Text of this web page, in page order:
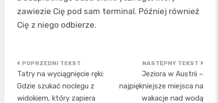
zawiezie Cię pod sam terminal. Później również
Cię z niego odbierze.
Nawigacja
wpisu
Tatry na wyciągnięcie ręki:
Gdzie szukać noclegu z
widokiem, który zapiera
Jeziora w Austrii –
najpiękniejsze miejsca na
wakacje nad wodą